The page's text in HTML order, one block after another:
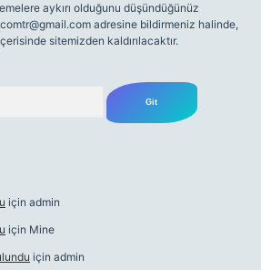
aykırı olduğunu düşündüğünüz
adresine bildirmeniz halinde,
sitemizden kaldırılacaktır.
için admin
için Mine
için admin